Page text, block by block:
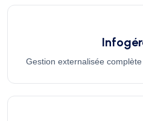
Gestion externalisée